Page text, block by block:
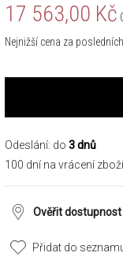
17 563,00 Kč
Nejnižší cena za
Odeslání: do 3 dnů
100 dní na vrácení zboží
Ověřit
Přidat do